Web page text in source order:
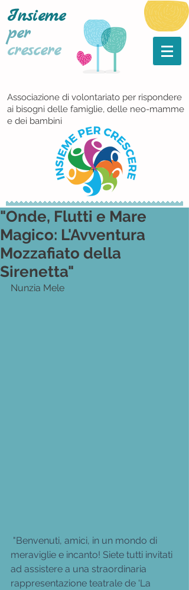
Insieme
per
crescere
Associazione di volontariato per rispondere
ai bisogni delle famiglie, delle neo-mamme
e dei bambini
"Onde, Flutti e Mare
Magico: L'Avventura
Mozzafiato della
Sirenetta"
Nunzia Mele
meraviglie e incanto! Siete tutti invitati
ad assistere a una straordinaria
rappresentazione teatrale de 'La